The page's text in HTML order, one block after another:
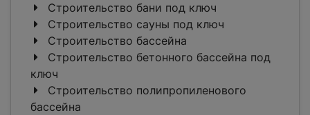
Строительство бани под ключ
Строительство сауны под ключ
Строительство бассейна
Cтроительство бетонного бассейна под
ключ
Строительство полипропиленового
бассейна